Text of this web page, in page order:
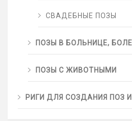
СВАДЕБНЫЕ ПОЗЫ
ПОЗЫ В БОЛЬНИЦЕ,
ПОЗЫ С ЖИВОТНЫМИ
РИГИ ДЛЯ СОЗДАНИЯ ПОЗ